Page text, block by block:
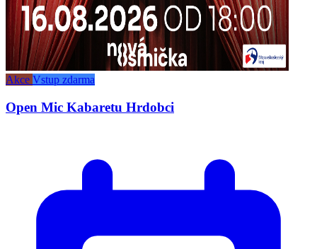
Akce Vstup zdarma
Open Mic Kabaretu Hrdobci